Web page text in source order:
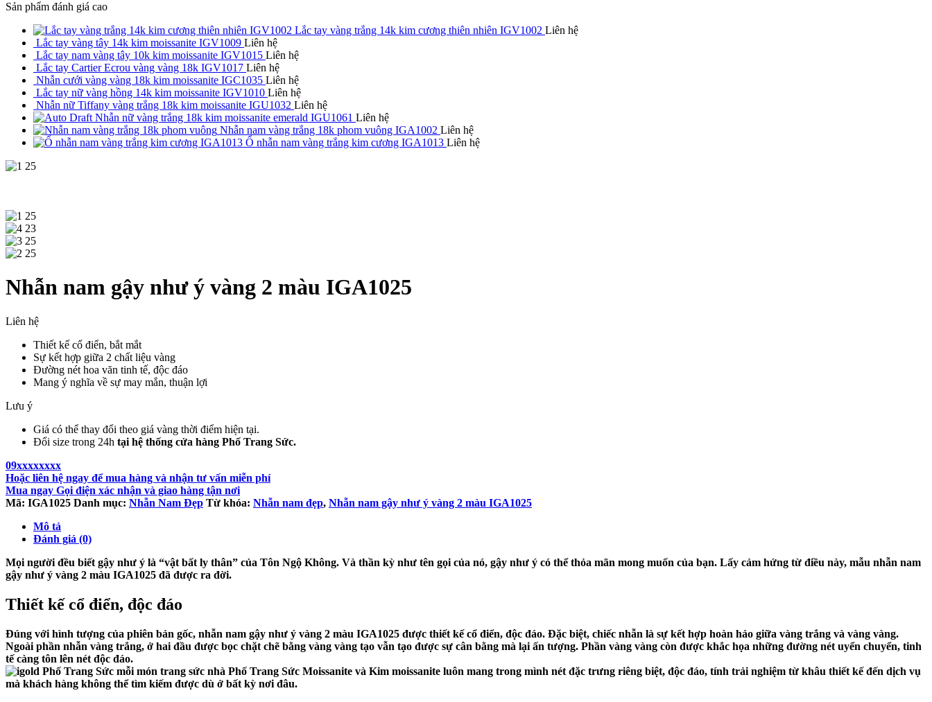
Sản phẩm đánh giá cao
Lắc tay vàng trắng 14k kim cương thiên nhiên IGV1002 Liên hệ
Lắc tay vàng tây 14k kim moissanite IGV1009 Liên hệ
Lắc tay nam vàng tây 10k kim moissanite IGV1015 Liên hệ
Lắc tay Cartier Ecrou vàng vàng 18k IGV1017 Liên hệ
Nhẫn cưới vàng vàng 18k kim moissanite IGC1035 Liên hệ
Lắc tay nữ vàng hồng 14k kim moissanite IGV1010 Liên hệ
Nhẫn nữ Tiffany vàng trắng 18k kim moissanite IGU1032 Liên hệ
Nhẫn nữ vàng trắng 18k kim moissanite emerald IGU1061 Liên hệ
Nhẫn nam vàng trắng 18k phom vuông IGA1002 Liên hệ
Ổ nhẫn nam vàng trắng kim cương IGA1013 Liên hệ
Nhẫn nam gậy như ý vàng 2 màu IGA1025
Liên hệ
Thiết kế cổ điển, bắt mắt
Sự kết hợp giữa 2 chất liệu vàng
Đường nét hoa văn tinh tế, độc đáo
Mang ý nghĩa về sự may mắn, thuận lợi
Lưu ý
Giá có thể thay đổi theo giá vàng thời điểm hiện tại.
Đổi size trong 24h tại hệ thống cửa hàng Phố Trang Sức.
09xxxxxxxx
Hoặc liên hệ ngay để mua hàng và nhận tư vấn miễn phí
Mua ngay Gọi điện xác nhận và giao hàng tận nơi
Mã: IGA1025 Danh mục: Nhẫn Nam Đẹp Từ khóa: Nhẫn nam đẹp, Nhẫn nam gậy như ý vàng 2 màu IGA1025
Mô tả
Đánh giá (0)
Mọi người đều biết gậy như ý là “vật bất ly thân” của Tôn Ngộ Không. Và thần kỳ như tên gọi của nó, gậy như ý có thể thỏa mãn mong muốn của bạn. Lấy cảm hứng từ điều này, mẫu nhẫn nam
gậy như ý vàng 2 màu IGA1025 đã được ra đời.
Thiết kế cổ điển, độc đáo
Đúng với hình tượng của phiên bản gốc, nhẫn nam gậy như ý vàng 2 màu IGA1025 được thiết kế cổ điển, độc đáo. Đặc biệt, chiếc nhẫn là sự kết hợp hoàn hảo giữa vàng trắng và vàng vàng.
Ngoài phần nhẫn vàng trắng, ở hai đầu được bọc chặt chẽ bằng vàng vàng tạo vẫn tạo được sự cân bằng mà lại ấn tượng. Phần vàng vàng còn được khắc họa những đường nét uyển chuyển, tinh
tế càng tôn lên nét độc đáo.